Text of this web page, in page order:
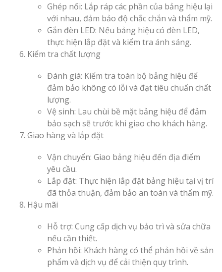
Ghép nối: Lắp ráp các phần của bảng hiệu lại
với nhau, đảm bảo độ chắc chắn và thẩm mỹ.
Gắn đèn LED: Nếu bảng hiệu có đèn LED,
thực hiện lắp đặt và kiểm tra ánh sáng.
Kiểm tra chất lượng
Đánh giá: Kiểm tra toàn bộ bảng hiệu để
đảm bảo không có lỗi và đạt tiêu chuẩn chất
lượng.
Vệ sinh: Lau chùi bề mặt bảng hiệu để đảm
bảo sạch sẽ trước khi giao cho khách hàng.
Giao hàng và lắp đặt
Vận chuyển: Giao bảng hiệu đến địa điểm
yêu cầu.
Lắp đặt: Thực hiện lắp đặt bảng hiệu tại vị trí
đã thỏa thuận, đảm bảo an toàn và thẩm mỹ.
Hậu mãi
Hỗ trợ: Cung cấp dịch vụ bảo trì và sửa chữa
nếu cần thiết.
Phản hồi: Khách hàng có thể phản hồi về sản
phẩm và dịch vụ để cải thiện quy trình.